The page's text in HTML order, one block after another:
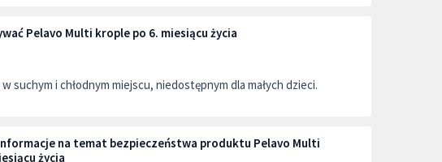
Pelavo Multi krople po 6. miesiącu życia
suchym i chłodnym miejscu, niedostępnym dla małych dzieci.
na temat bezpieczeństwa produktu Pelavo Multi
życia